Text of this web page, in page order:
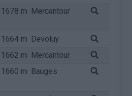
1678 m Mercantour
1664 m Devoluy
1662 m Mercantour
1660 m Bauges